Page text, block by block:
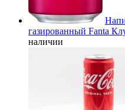
газированный Fanta
наличии